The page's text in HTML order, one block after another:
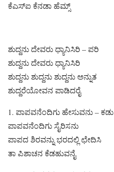
ಕೆಎಸ್ಐ ಕೆನಡಾ ಹೆಮ್ಸ್
ಶುದ್ದನು ದೇವರು ಧ್ಯಾನಿಸಿರಿ – ಪರಿ
ಶುದ್ದನು ದೇವರು ಧ್ಯಾನಿಸಿರಿ
ಶುದ್ದನು ಶುದ್ದನು ಶುದ್ದನು ಅನ್ನುತ
ಶುದ್ದರೆಯೋವನ ಪಾಡಿದರೈ
1. ಪಾಪವನೆಂದಿಗು ಹೇಸುವನು – ಕಡು
ಪಾಪವನೆಂದಿಗು ಸೈರಿಸನು
ಪಾಪದ ಶಿರವನ್ನು ಭರದಲ್ಲಿ ಛೇದಿಸಿ
ತಾ ಪಿಶಾಚನ ಕೆಡಹುವನೈ